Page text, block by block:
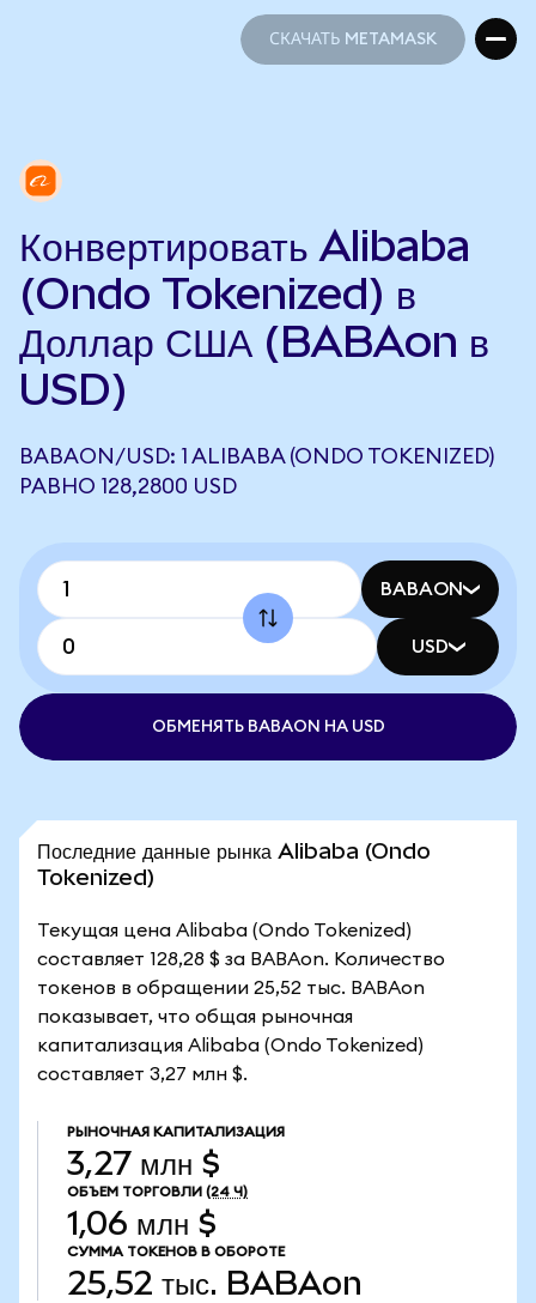
СКАЧАТЬ METAMASK
Конвертировать Alibaba
(Ondo Tokenized) в
Доллар США (BABAon в
USD)
BABAON/USD: 1 ALIBABA (ONDO TOKENIZED)
РАВНО 128,2800 USD
BABAON
USD
ОБМЕНЯТЬ BABAON НА USD
Последние данные рынка Alibaba (Ondo
Tokenized)
Текущая цена Alibaba (Ondo Tokenized)
составляет 128,28 $ за BABAon. Количество
токенов в обращении 25,52 тыс. BABAon
показывает, что общая рыночная
капитализация Alibaba (Ondo Tokenized)
составляет 3,27 млн $.
РЫНОЧНАЯ КАПИТАЛИЗАЦИЯ
3,27 млн $
ОБЪЕМ ТОРГОВЛИ (24 Ч)
1,06 млн $
СУММА ТОКЕНОВ В ОБОРОТЕ
25,52 тыс. BABAon